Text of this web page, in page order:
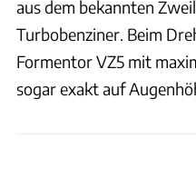
aus dem bekannten
Turbobenziner. Beim
Formentor VZ5 mit
sogar exakt auf